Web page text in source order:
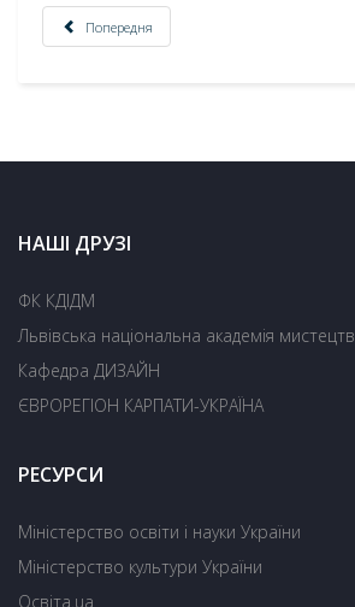
Попередня
НАШІ ДРУЗІ
ФК КДІДМ
Львівська національна академія мистецтв
Кафедра ДИЗАЙН
ЄВРОРЕГІОН КАРПАТИ-УКРАЇНА
РЕСУРСИ
Міністерство освіти і науки України
Міністерство культури України
Освіта.ua